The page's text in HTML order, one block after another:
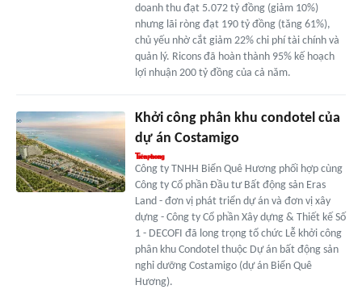
doanh thu đạt 5.072 tỷ đồng (giảm 10%)
nhưng lãi ròng đạt 190 tỷ đồng (tăng 61%),
chủ yếu nhờ cắt giảm 22% chi phí tài chính và
quản lý. Ricons đã hoàn thành 95% kế hoạch
lợi nhuận 200 tỷ đồng của cả năm.
Khởi công phân khu condotel của
dự án Costamigo
Công ty TNHH Biển Quê Hương phối hợp cùng
Công ty Cổ phần Đầu tư Bất động sản Eras
Land - đơn vị phát triển dự án và đơn vị xây
dựng - Công ty Cổ phần Xây dựng & Thiết kế Số
1 - DECOFI đã long trọng tổ chức Lễ khởi công
phân khu Condotel thuộc Dự án bất động sản
nghỉ dưỡng Costamigo (dự án Biển Quê
Hương).